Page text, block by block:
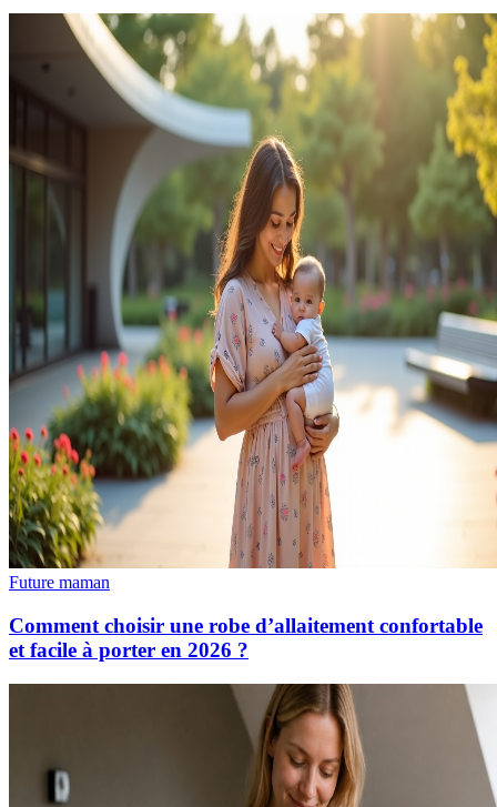
Future maman
Comment choisir une robe d’allaitement confortable
et facile à porter en 2026 ?